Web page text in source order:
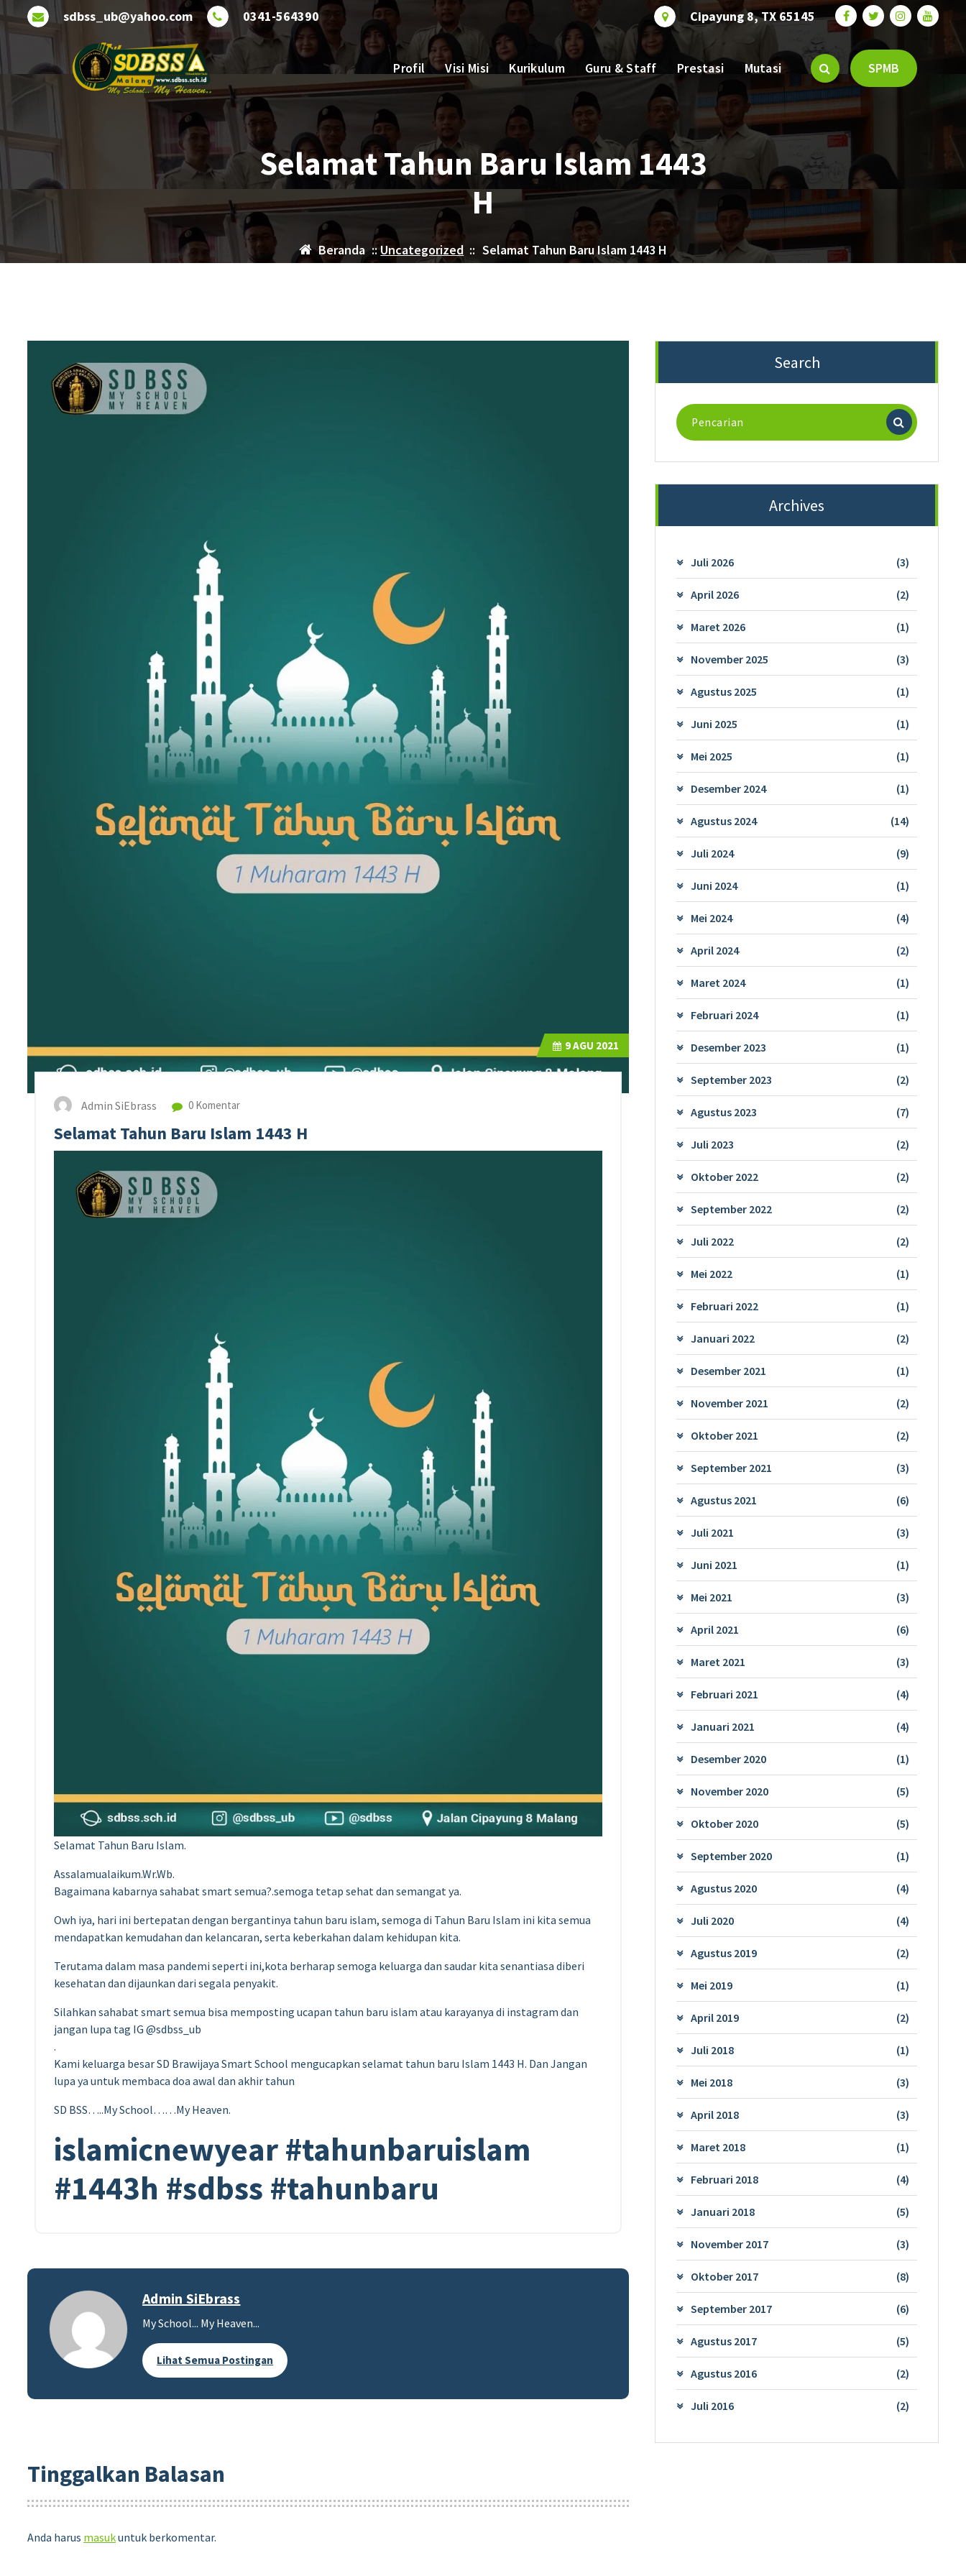
Lewati
sdbss_ub@yahoo.com 0341-564390 Cipayung 8, TX 65145
Profil Visi Misi Kurikulum Guru & Staff Prestasi Mutasi SPMB
Selamat Tahun Baru Islam 1443
H
Beranda ::Uncategorized :: Selamat Tahun Baru Islam 1443 H
9AGU 2021
Admin SiEbrass 0 Komentar
Selamat Tahun Baru Islam 1443 H
Selamat Tahun Baru Islam.
Assalamualaikum.Wr.Wb.
Bagaimana kabarnya sahabat smart semua?.semoga tetap sehat dan semangat ya.
Owh iya, hari ini bertepatan dengan bergantinya tahun baru islam, semoga di Tahun Baru Islam ini kita semua
mendapatkan kemudahan dan kelancaran, serta keberkahan dalam kehidupan kita.
Terutama dalam masa pandemi seperti ini,kota berharap semoga keluarga dan saudar kita senantiasa diberi
kesehatan dan dijaunkan dari segala penyakit.
Silahkan sahabat smart semua bisa memposting ucapan tahun baru islam atau karayanya di instagram dan
jangan lupa tag IG @sdbss_ub
.
Kami keluarga besar SD Brawijaya Smart School mengucapkan selamat tahun baru Islam 1443 H. Dan Jangan
lupa ya untuk membaca doa awal dan akhir tahun
SD BSS…..My School……My Heaven.
islamicnewyear #tahunbaruislam
#1443h #sdbss #tahunbaru
Admin SiEbrass
My School... My Heaven...
Lihat Semua Postingan
Tinggalkan Balasan
Anda harus masukuntuk berkomentar.
Search
Pencarian
untuk:
Archives
Juli 2026 (3)
April 2026 (2)
Maret 2026 (1)
November 2025 (3)
Agustus 2025 (1)
Juni 2025 (1)
Mei 2025 (1)
Desember 2024 (1)
Agustus 2024 (14)
Juli 2024 (9)
Juni 2024 (1)
Mei 2024 (4)
April 2024 (2)
Maret 2024 (1)
Februari 2024 (1)
Desember 2023 (1)
September 2023 (2)
Agustus 2023 (7)
Juli 2023 (2)
Oktober 2022 (2)
September 2022 (2)
Juli 2022 (2)
Mei 2022 (1)
Februari 2022 (1)
Januari 2022 (2)
Desember 2021 (1)
November 2021 (2)
Oktober 2021 (2)
September 2021 (3)
Agustus 2021 (6)
Juli 2021 (3)
Juni 2021 (1)
Mei 2021 (3)
April 2021 (6)
Maret 2021 (3)
Februari 2021 (4)
Januari 2021 (4)
Desember 2020 (1)
November 2020 (5)
Oktober 2020 (5)
September 2020 (1)
Agustus 2020 (4)
Juli 2020 (4)
Agustus 2019 (2)
Mei 2019 (1)
April 2019 (2)
Juli 2018 (1)
Mei 2018 (3)
April 2018 (3)
Maret 2018 (1)
Februari 2018 (4)
Januari 2018 (5)
November 2017 (3)
Oktober 2017 (8)
September 2017 (6)
Agustus 2017 (5)
Agustus 2016 (2)
Juli 2016 (2)